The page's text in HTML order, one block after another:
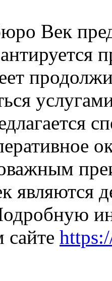
Век
являются